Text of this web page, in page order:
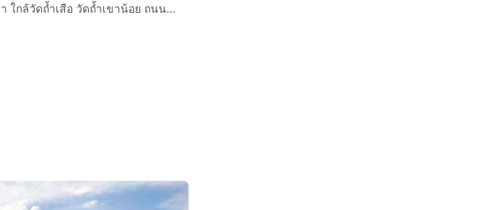
ที่ดินเปล่า 3 ไร่ 328 ตร.ว. ที่ดินเปล่า ใกล้วัดถ้ำเสือ วัดถ้ำเขาน้อย ถนนทางหลวงจังหวัดหมายเลข 3492 ท่าม่วง กาญจนบุรี